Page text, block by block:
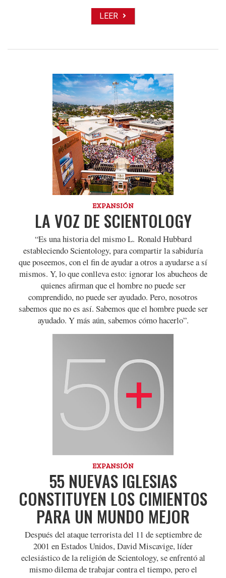
LEER
EXPANSIÓN
LA VOZ DE SCIENTOLOGY
“Es una historia del mismo L. Ronald Hubbard
estableciendo Scientology, para compartir la sabiduría
que poseemos, con el fin de ayudar a otros a ayudarse a sí
mismos. Y, lo que conlleva esto: ignorar los abucheos de
quienes afirman que el hombre no puede ser
comprendido, no puede ser ayudado. Pero, nosotros
sabemos que no es así. Sabemos que el hombre puede ser
ayudado. Y más aún, sabemos cómo hacerlo”.
EXPANSIÓN
55 NUEVAS IGLESIAS
CONSTITUYEN LOS CIMIENTOS
PARA UN MUNDO MEJOR
Después del ataque terrorista del 11 de septiembre de
2001 en Estados Unidos, David Miscavige, líder
eclesiástico de la religión de Scientology, se enfrentó al
mismo dilema de trabajar contra el tiempo, pero el